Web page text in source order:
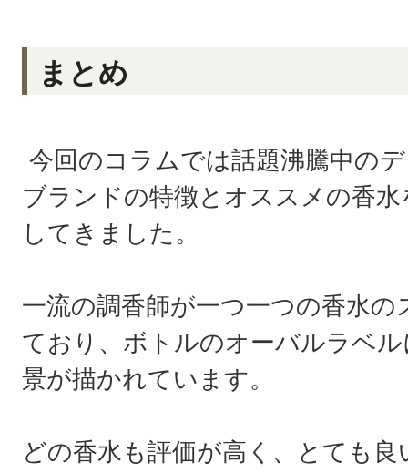
まとめ
今回のコラムでは話題沸騰中の
ブランドの特徴とオススメの香
してきました。
一流の調香師が一つ一つの香水
ており、ボトルのオーバルラベ
景が描かれています。
どの香水も評価が高く、とても